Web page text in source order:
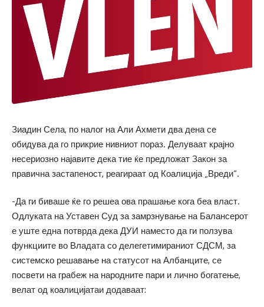
Зиадин Села, по налог на Али Ахмети два дена се
обидува да го прикрие нивниот пораз. Делуваат крајно
несериозно најавите дека тие ќе предложат Закон за
правична застапеност, реагираат од Коалиција „Вреди“.
-Да ги биваше ќе го решеа ова прашање кога беа власт.
Одлуката на Уставен Суд за замрзнување на Балансерот
е уште една потврда дека ДУИ наместо да ги ползува
функциите во Владата со делегетимираниот СДСМ, за
системско решавање на статусот на Албанците, се
посвети на грабеж на народните пари и лично богатење,
велат од коалицијатаи додаваат: